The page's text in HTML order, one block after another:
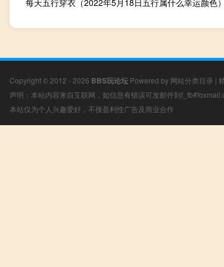
每天五行穿衣（2022年5月18日五行属什么幸运颜色）
Copyright © 2012 - 2026 BBS玩论坛 Powered by 网站分类目录 |
声明：本站内容来自互联网，如信息有错误可发邮件到
本站仅为个人兴趣爱好，不接盈利性广告及商业合作